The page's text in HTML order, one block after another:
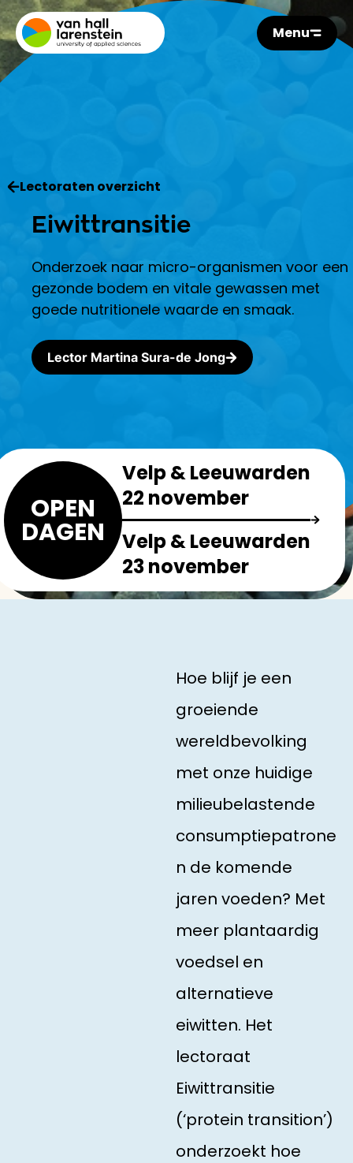
Menu
Lectoraten overzicht
Eiwittransitie
Onderzoek naar micro-organismen voor een
gezonde bodem en vitale gewassen met
goede nutritionele waarde en smaak.
Lector Martina Sura-de Jong
OPEN
DAGEN
Velp & Leeuwarden
22 november
Velp & Leeuwarden
23 november
Hoe blijf je een
groeiende
wereldbevolking
met onze huidige
milieubelastende
consumptiepatrone
n de komende
jaren voeden? Met
meer plantaardig
voedsel en
alternatieve
eiwitten. Het
lectoraat
Eiwittransitie
(‘protein transition’)
onderzoekt hoe